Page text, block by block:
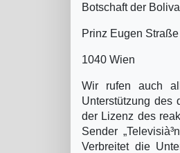
Botschaft der
Prinz Eugen
1040 Wien
Wir rufen auch
Unterstützung des
der Lizenz des
Sender
Verbreitet die